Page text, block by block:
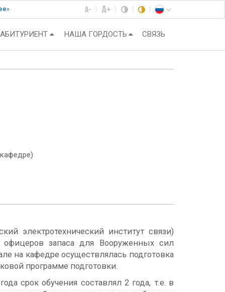
АБИТУРИЕНТ НАША ГОРДОСТЬ СВЯЗЬ
электротехнический институт связи)
запаса для Вооруженных сил
на кафедре осуществлялась подготовка
программе подготовки.
срок обучения составлял 2 года, т.е. в